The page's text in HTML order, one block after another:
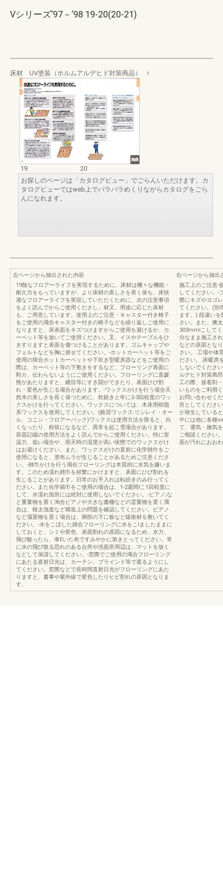
Vシリーズ’97－’98 19-20(20-21)
床材 UV塗装（ホルムアルデヒド対策商品）
19
20
お探しのページは「カタログビュー」でごらんいただけます。カ
タログビューではweb上でパラパラめくりながらカタログをごら
んになれます。
左ページから抽出された内容
19髄なフロアーライフを実現するために。床材は機々な機能・
耐久力をもっていますが、より床材の美しさを畏く保ち、床快
適なフロアーライフを実現していただくために、次の注意事項
をよく読んでからご使用くださし」材又、用途に応じた床材
も、ご用意しています。使用上のご注意・キャスター付き椅子
をご使用の濁合キャスター付きの椅子などを繰り返しご使用に
なりますと、床表面をキズつけますからご使用を避けるか、カ
ーペット等を放いてご使用ください。叉、イスやテーブルをひ
きすりますと表面を傷つけることがあります。ゴムキャップや
フェルトなどを胸に彼せてください。-ホットカーペット等をご
使用の揖合ホットカーペットや下吹き型暖房器などをご使用の
際は、カーペット等の下敷きをするなど、フローリング表面に
勲カ、伝わらないようにご使用ください。フローリングに直媛
熊があたりますと、継目等にすき闘ができたり、表面ひび割
れ・変色が生じる場合があります。-ワックスがけを行う場合天
然木の美しさを長く保つために、乾銃きと年に2-3回程度のワッ
クスかけを行ってください。ワックスについては、木床用樹脂
系ワックスを使用してください。(錐奨ワックス:リンレイ・オー
ル、コニシ・フロアーパック)ワックスは使用方法を限ると、白
くなったり、粉状になるなど、異常を起こ雪場合があります。
容器記磁の使用方法をよく読んでからご使用ください。特に室
温力、低い場合や、雨天時の湿度が高い状態でのワックスがけ
はお避けください。また、ワックスがけの直前に化学雑巾をご
使用になると、塗布ムラが生じることがあるためご注意くださ
い。-雑巾かけを行う濁合フローリングは本質的に水気を嫌いま
す。このため濡れ雑巾を頻繁にかけますと、表面にひび割れを
生じることがあります。日常のお手入れは転続きのみ行ってく
ださい。また化学籍巾をご使用の場合は、1-2週間lこ1回程度に
して、水濡れ箇所には絶対に使用しないでください。-ピアノ;な
と重量物を置く淘合ピアノや大きな書棚などの霊量物を置く濁
合は、根太強度など構造上の問題を確認してください。ピアノ
など彊置物を置く場合は、脚部の下に板など緩衝材を敷いてく
ださい。-水をこぼした婦合フローリングに水をこlましたままに
しておくと、シミや変色、表面割れの原因になるため、水力、
飛ぴ敵ったら、車Eいた布ですみやかに第きとってください。常
に水の飛び散る恐れのある台所や洗面所周辺は、マットを放く
などして保謹してください。-窓際でご使用の濁合フローリング
にあたる直射日光は、カーテン、ブラインド等で遮るようにし
てください。窓際などで長時間直射日光がフローリングにあた
りますと、書事や紫外線で変色したりヒビ割れの原因となりま
す。
右ページから抽出
施工上のご注意-
してください。-
際にキズやヨゴ
てください。(別
ます。).段違い
さい。また、襖
303mmlこして
分なまま施工さ
などの原因とな
さい。.工場や体
ださい。.床暖房
しないでくださ
ルデヒド対策商
工の際、接着剤
いものをご利用
お問い合わせく
所としてくださ
が発生している
中には他に各種
て、通気・娩気
ご相談ください
面が汚れにおお